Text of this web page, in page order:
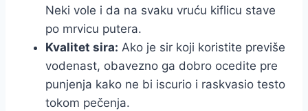
Neki vole i da na svaku vruću kiflicu stave
po mrvicu putera.
Kvalitet sira: Ako je sir koji koristite previše
vodenast, obavezno ga dobro ocedite pre
punjenja kako ne bi iscurio i raskvasio testo
tokom pečenja.